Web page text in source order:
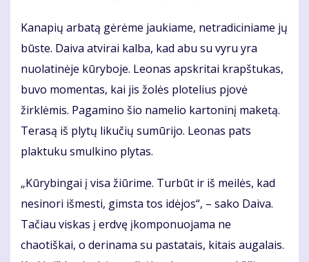
Kanapių arbatą gėrėme jaukiame, netradiciniame jų
būste. Daiva atvirai kalba, kad abu su vyru yra
nuolatinėje kūryboje. Leonas apskritai krapštukas,
buvo momentas, kai jis žolės plotelius pjovė
žirklėmis. Pagamino šio namelio kartoninį maketą.
Terasą iš plytų likučių sumūrijo. Leonas pats
plaktuku smulkino plytas.
„Kūrybingai į visa žiūrime. Turbūt ir iš meilės, kad
nesinori išmesti, gimsta tos idėjos“, – sako Daiva.
Tačiau viskas į erdvę įkomponuojama ne
chaotiškai, o derinama su pastatais, kitais augalais.